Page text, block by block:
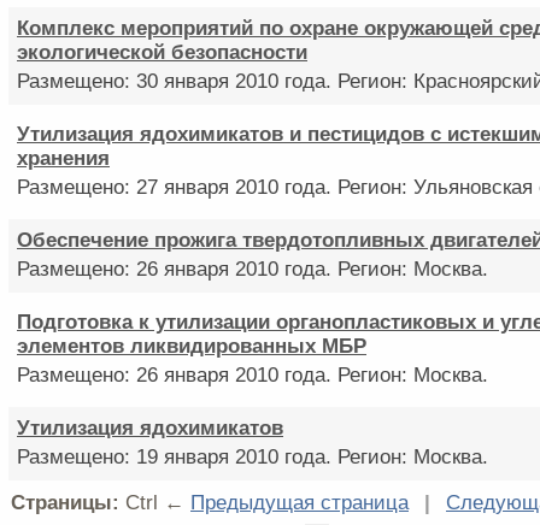
Комплекс мероприятий по охране окружающей
экологической безопасности
Размещено: 30 января 2010 года. Регион:
Утилизация ядохимикатов и пестицидов с
хранения
Размещено: 27 января 2010 года. Регион: Ульяновская
Обеспечение прожига твердотопливных
Размещено: 26 января 2010 года. Регион: Москва.
Подготовка к утилизации органопластиковых и
элементов ликвидированных МБР
Размещено: 26 января 2010 года. Регион: Москва.
Утилизация ядохимикатов
Размещено: 19 января 2010 года. Регион: Москва.
Страницы: Ctrl ← Предыдущая страница |